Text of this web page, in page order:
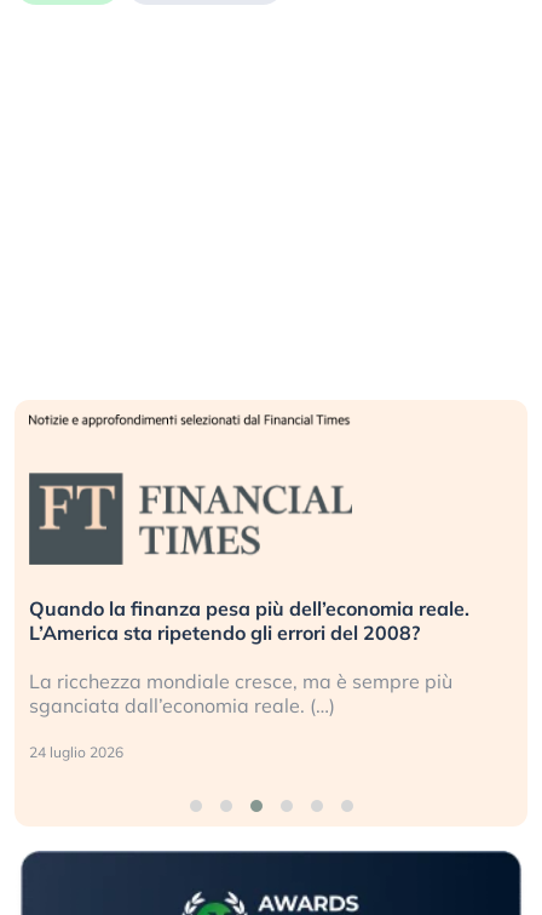
Quando la finanza pesa più dell’economia reale.
L’America sta ripetendo gli errori del 2008?
La ricchezza mondiale cresce, ma è sempre più
sganciata dall’economia reale. (…)
24 luglio 2026